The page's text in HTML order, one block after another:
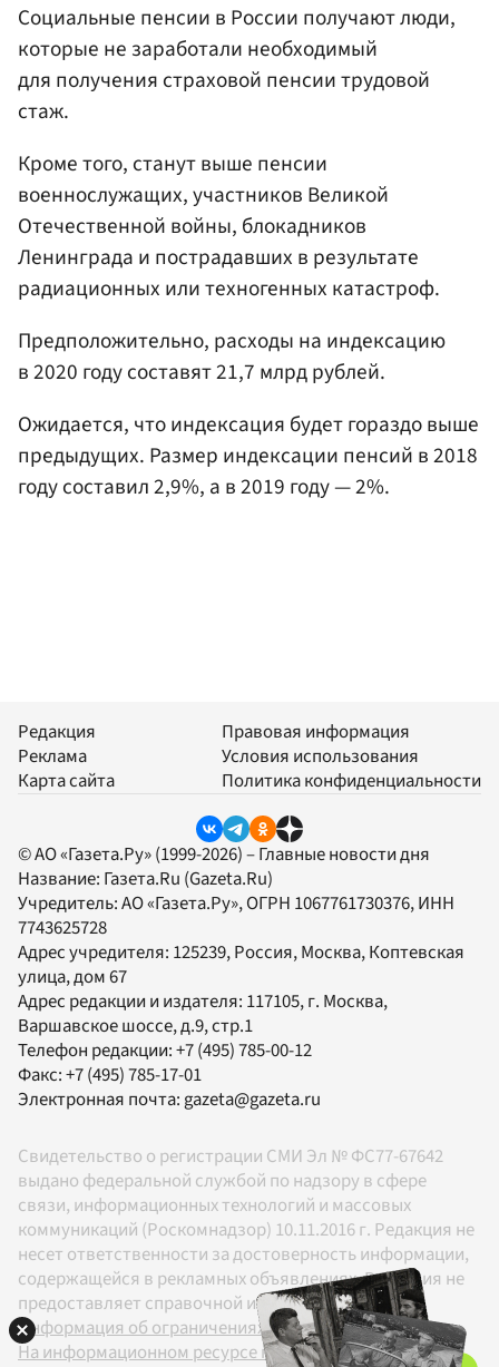
Социальные пенсии в России получают люди,
которые не заработали необходимый
для получения страховой пенсии трудовой
стаж.
Кроме того, станут выше пенсии
военнослужащих, участников Великой
Отечественной войны, блокадников
Ленинграда и пострадавших в результате
радиационных или техногенных катастроф.
Предположительно, расходы на индексацию
в 2020 году составят 21,7 млрд рублей.
Ожидается, что индексация будет гораздо выше
предыдущих. Размер индексации пенсий в 2018
году составил 2,9%, а в 2019 году — 2%.
Редакция
Реклама
Карта сайта
Правовая информация
Условия использования
Политика конфиденциальности
© АО «Газета.Ру» (1999-2026) – Главные новости дня
Название: Газета.Ru (Gazeta.Ru)
Учредитель:АО «Газета.Ру», ОГРН 1067761730376, ИНН
7743625728
Адрес учредителя: 125239, Россия, Москва, Коптевская
улица, дом 67
Адрес редакции и издателя: 117105, г. Москва,
Варшавское шоссе, д.9, стр.1
Телефон редакции:+7 (495) 785-00-12
Факс:+7 (495) 785-17-01
Электронная почта:gazeta@gazeta.ru
Свидетельство о регистрации СМИ Эл № ФС77-67642
выдано федеральной службой по надзору в сфере
связи, информационных технологий и массовых
коммуникаций (Роскомнадзор) 10.11.2016 г. Редакция не
несет ответственности за достоверность информации,
содержащейся в рекламных объявлениях. Редакция не
предоставляет справочной информации.
Информация об ограничениях
На информационном ресурсе применяются